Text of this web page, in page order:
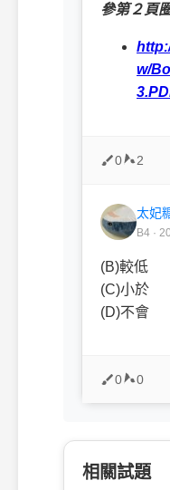
參第２頁
w/
0 2
太妃
B4 ·
(B)較低
(C)小於
(D)不會
0 0
相關試題